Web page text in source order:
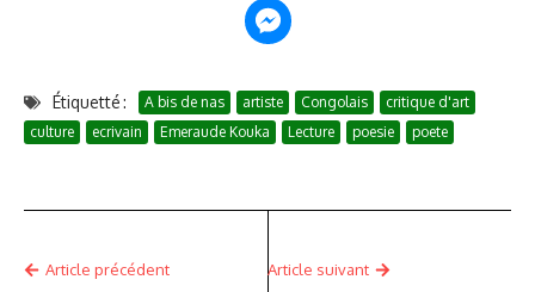
Étiquetté : A bis de nas artiste Congolais
critique d'art
culture
ecrivain Emeraude Kouka Lecture poesie poete
Article précédent Article suivant